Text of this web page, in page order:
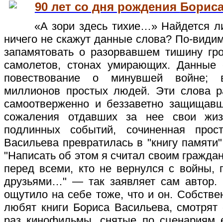
90 лет со дня рождения
«А зори здесь тихие…» Найдется ли
ничего не скажут данные слова? По-
запамятовать о разорвавшем тишину
самолетов, стонах умирающих.
повествование о минувшей войне;
миллионов простых людей. Эти слова
самоотверженно и беззаветно
сожаления отдавших за нее свои
подлинных событий, сочиненная
Васильева превратилась в "книгу
"Написать об этом я считал своим
перед всеми, кто не вернулся с
друзьями…" — так заявляет сам
ощутило на себе тоже, что и он.
любят книги Бориса Васильева,